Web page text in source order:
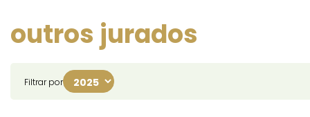
outros jurados
Filtrar por